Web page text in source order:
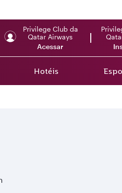
Privilege Club da
Qatar Airways
Acessar
Hotéis